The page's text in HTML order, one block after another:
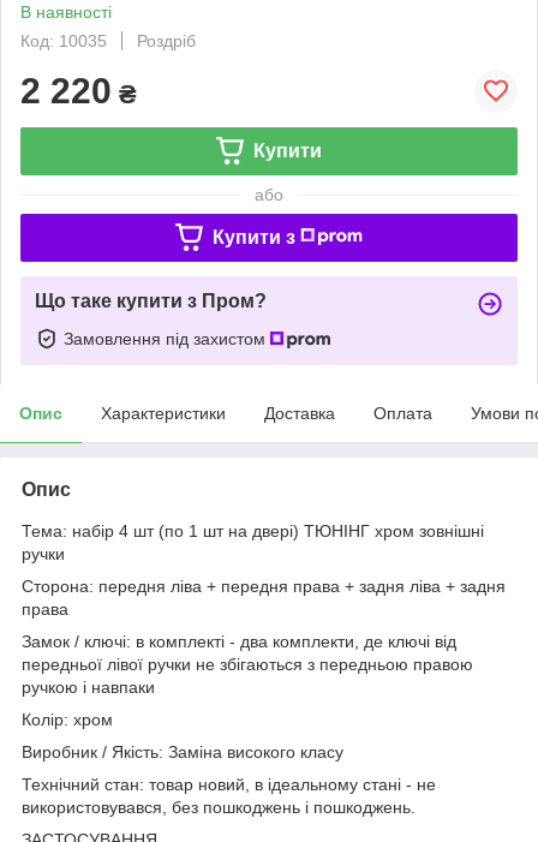
В наявності
Код: 10035
Роздріб
2 220 ₴
Купити
або
Купити з
Що таке купити з Пром?
Замовлення під захистом
Опис Характеристики Доставка Оплата Умови
Опис
Тема: набір 4 шт (по 1 шт на двері) ТЮНІНГ хром зовнішні
ручки
Сторона: передня ліва + передня права + задня ліва + задня
права
Замок / ключі: в комплекті - два комплекти, де ключі від
передньої лівої ручки не збігаються з передньою правою
ручкою і навпаки
Колір: хром
Виробник / Якість: Заміна високого класу
Технічний стан: товар новий, в ідеальному стані - не
використовувався, без пошкоджень і пошкоджень.